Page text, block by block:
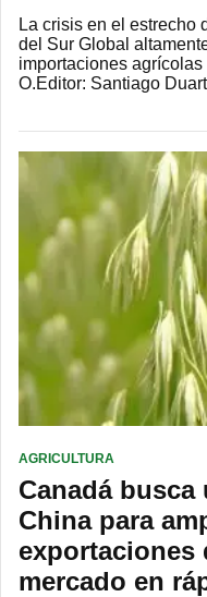
La crisis en el estrecho
del Sur Global
importaciones
O.Editor: Santiago
AGRICULTURA
Canadá
China para
exportaciones
mercado en